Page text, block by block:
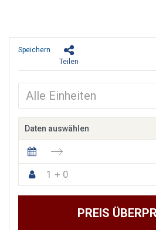
Teilen
Speichern
Daten auswählen
1 + 0
PREIS